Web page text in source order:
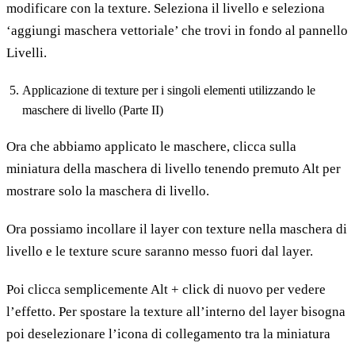
modificare con la texture. Seleziona il livello e seleziona
‘aggiungi maschera vettoriale’ che trovi in fondo al pannello
Livelli.
Applicazione di texture per i singoli elementi utilizzando le
maschere di livello (Parte II)
Ora che abbiamo applicato le maschere, clicca sulla
miniatura della maschera di livello tenendo premuto Alt per
mostrare solo la maschera di livello.
Ora possiamo incollare il layer con texture nella maschera di
livello e le texture scure saranno messo fuori dal layer.
Poi clicca semplicemente Alt + click di nuovo per vedere
l’effetto. Per spostare la texture all’interno del layer bisogna
poi deselezionare l’icona di collegamento tra la miniatura